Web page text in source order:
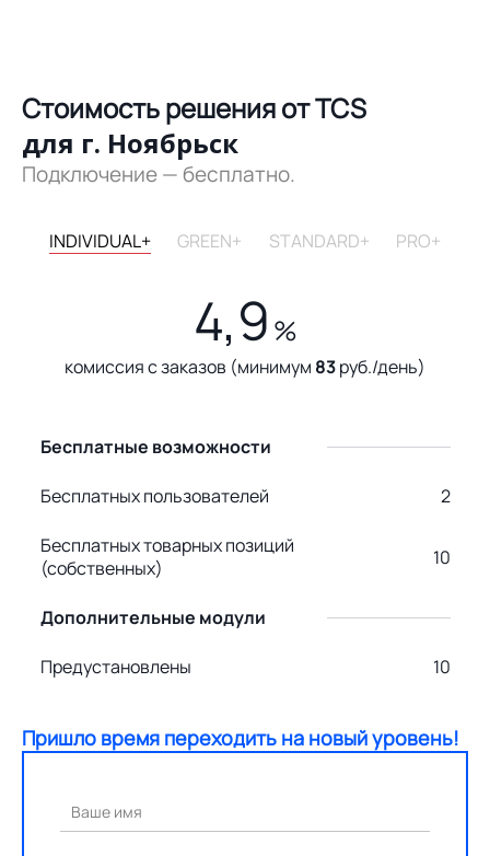
Стоимость решения от TCS
для г. Ноябрьск
Подключение — бесплатно.
INDIVIDUAL+ GREEN+ STANDARD+ PRO+
4,9 %
комиссия с заказов (минимум 83руб./день)
Бесплатные возможности
Бесплатных пользователей 2
Бесплатных товарных позиций
(собственных)
10
Дополнительные модули
Предустановлены 10
Пришло время переходить на новый уровень!
Ваше имя